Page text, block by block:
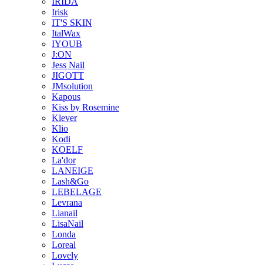
Irisk
IT'S SKIN
ItalWax
IYOUB
J:ON
Jess Nail
JIGOTT
JMsolution
Kapous
Kiss by Rosemine
Klever
Klio
Kodi
KOELF
La'dor
LANEIGE
Lash&Go
LEBELAGE
Levrana
Lianail
LisaNail
Londa
Loreal
Lovely